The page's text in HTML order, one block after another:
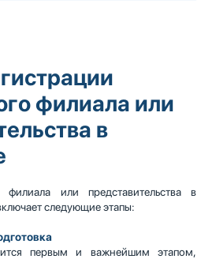
филиала или
в
филиала или представительства в
следующие этапы:
первым и важнейшим этапом,